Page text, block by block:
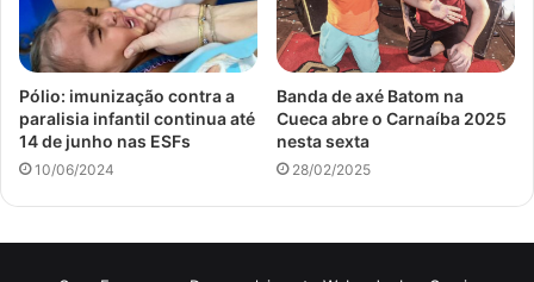
Pólio: imunização contra a
paralisia infantil continua até
14 de junho nas ESFs
10/06/2024
Banda de axé Batom na
Cueca abre o Carnaíba 2025
nesta sexta
28/02/2025